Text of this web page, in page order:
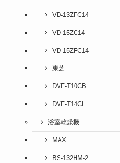
VD-13ZFC14
VD-15ZC14
VD-15ZFC14
東芝
DVF-T10CB
DVF-T14CL
浴室乾燥機
MAX
BS-132HM-2